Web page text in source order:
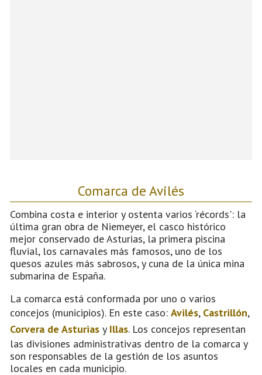
Comarca de Avilés
Combina costa e interior y ostenta varios ‘récords': la
última gran obra de Niemeyer, el casco histórico
mejor conservado de Asturias, la primera piscina
fluvial, los carnavales más famosos, uno de los
quesos azules más sabrosos, y cuna de la única mina
submarina de España.
La comarca está conformada por uno o varios
concejos (municipios). En este caso: Avilés, Castrillón,
Corvera de Asturias y Illas. Los concejos representan
las divisiones administrativas dentro de la comarca y
son responsables de la gestión de los asuntos
locales en cada municipio.